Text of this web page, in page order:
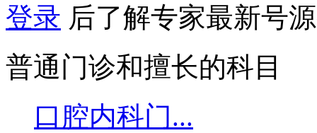
登录 后了解专家最新号
普通门诊和擅长的科目
口腔内科门...